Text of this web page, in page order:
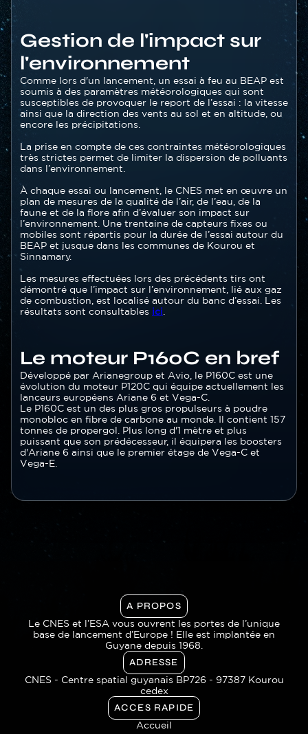
Gestion de l'impact sur
l'environnement
Texte
Comme lors d'un lancement, un essai à feu au BEAP est
soumis à des paramètres météorologiques qui sont
susceptibles de provoquer le report de l’essai : la vitesse
ainsi que la direction des vents au sol et en altitude, ou
encore les précipitations.
La prise en compte de ces contraintes météorologiques
très strictes permet de limiter la dispersion de polluants
dans l’environnement.
À chaque essai ou lancement, le CNES met en œuvre un
plan de mesures de la qualité de l’air, de l’eau, de la
faune et de la flore afin d’évaluer son impact sur
l’environnement. Une trentaine de capteurs fixes ou
mobiles sont répartis pour la durée de l’essai autour du
BEAP et jusque dans les communes de Kourou et
Sinnamary.
Les mesures effectuées lors des précédents tirs ont
démontré que l’impact sur l’environnement, lié aux gaz
de combustion, est localisé autour du banc d’essai. Les
résultats sont consultables ici
Le moteur P160C en bref
Texte
Développé par Arianegroup et Avio, le P160C est une
évolution du moteur P120C qui équipe actuellement les
lanceurs européens Ariane 6 et Vega-C.
Le P160C est un des plus gros propulseurs à poudre
monobloc en fibre de carbone au monde. Il contient 157
tonnes de propergol. Plus long d'1 mètre et plus
puissant que son prédécesseur, il équipera les boosters
d'Ariane 6 ainsi que le premier étage de Vega-C et
Vega-E.
A PROPOS
Le CNES et l’ESA vous ouvrent les portes de l’unique
base de lancement d’Europe ! Elle est implantée en
Guyane depuis 1968.
ADRESSE
CNES - Centre spatial guyanais BP726 - 97387 Kourou
cedex
ACCES RAPIDE
Accueil